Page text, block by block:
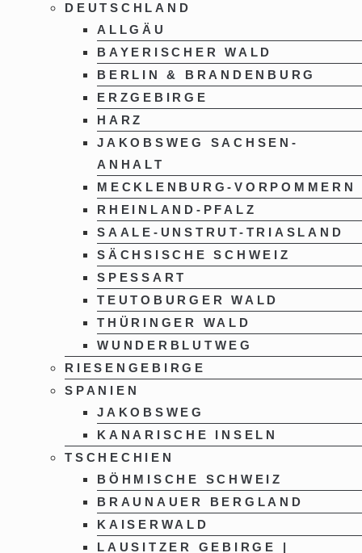
DEUTSCHLAND
ALLGÄU
BAYERISCHER WALD
BERLIN & BRANDENBURG
ERZGEBIRGE
HARZ
JAKOBSWEG SACHSEN-
ANHALT
MECKLENBURG-VORPOMMERN
RHEINLAND-PFALZ
SAALE-UNSTRUT-TRIASLAND
SÄCHSISCHE SCHWEIZ
SPESSART
TEUTOBURGER WALD
THÜRINGER WALD
WUNDERBLUTWEG
RIESENGEBIRGE
SPANIEN
JAKOBSWEG
KANARISCHE INSELN
TSCHECHIEN
BÖHMISCHE SCHWEIZ
BRAUNAUER BERGLAND
KAISERWALD
LAUSITZER GEBIRGE |